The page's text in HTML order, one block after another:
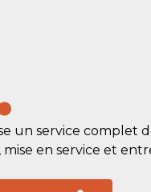
un service complet
mise en service et